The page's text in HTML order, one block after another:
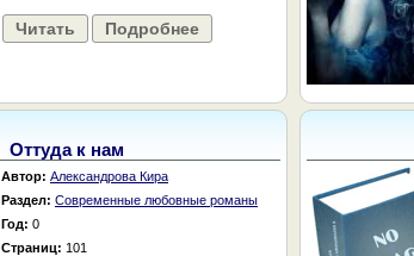
Читать Подробнее
Оттуда к нам
Автор: Александрова Кира
Раздел: Современные любовные романы
Год: 0
Страниц: 101